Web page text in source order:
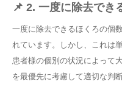
📌 2. 一度に除去でき
一度に除去できるほくろの個
れています。しかし、これは
患者様の個別の状況によって
を最優先に考慮して適切な判